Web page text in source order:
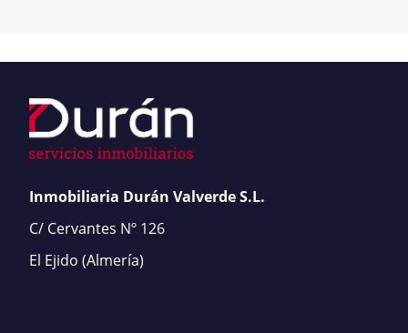
Inmobiliaria Durán Valverde S.L.
C/ Cervantes Nº 126
El Ejido (Almería)